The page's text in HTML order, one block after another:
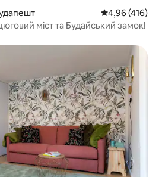
Середня
4,96 (416)
міст та Будайський замок!